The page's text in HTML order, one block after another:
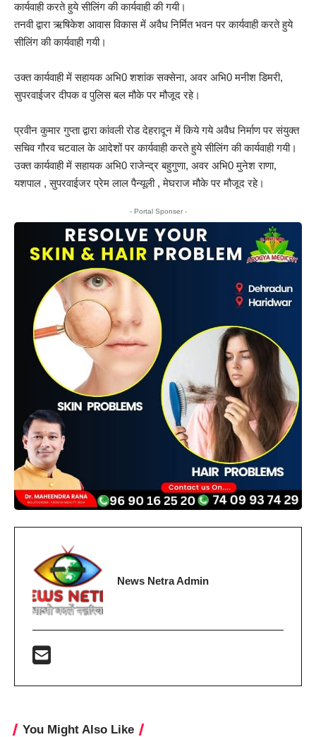
कार्यवाही करते हुये सीलिंग की कार्यवाही की गयी।
तनवी द्वारा ऋषिकेश आवास विकास में अवैध निर्मित भवन पर कार्यवाही करते हुये
सीलिंग की कार्यवाही गयी।
उक्त कार्यवाही में सहायक अभि0 शशांक सक्सेना, अवर अभि0 मनीश डिमरी,
सुपरवाईजर दीपक व पुलिस बल मौके पर मौजूद रहे।
प्रवीन कुमार गुप्ता द्वारा कांवली रोड देहरादून में किये गये अवैध निर्माण पर संयुक्त
सचिव गौरव चटवाल के आदेशों पर कार्यवाही करते हुये सीलिंग की कार्यवाही गयी।
उक्त कार्यवाही में सहायक अभि0 राजेन्द्र बहुगुणा, अवर अभि0 मुनेश राणा,
यशपाल , सुपरवाईजर प्रेम लाल पैन्यूली , मेघराज मौके पर मौजूद रहे।
- Portal Sponser -
News Netra Admin
You Might Also Like